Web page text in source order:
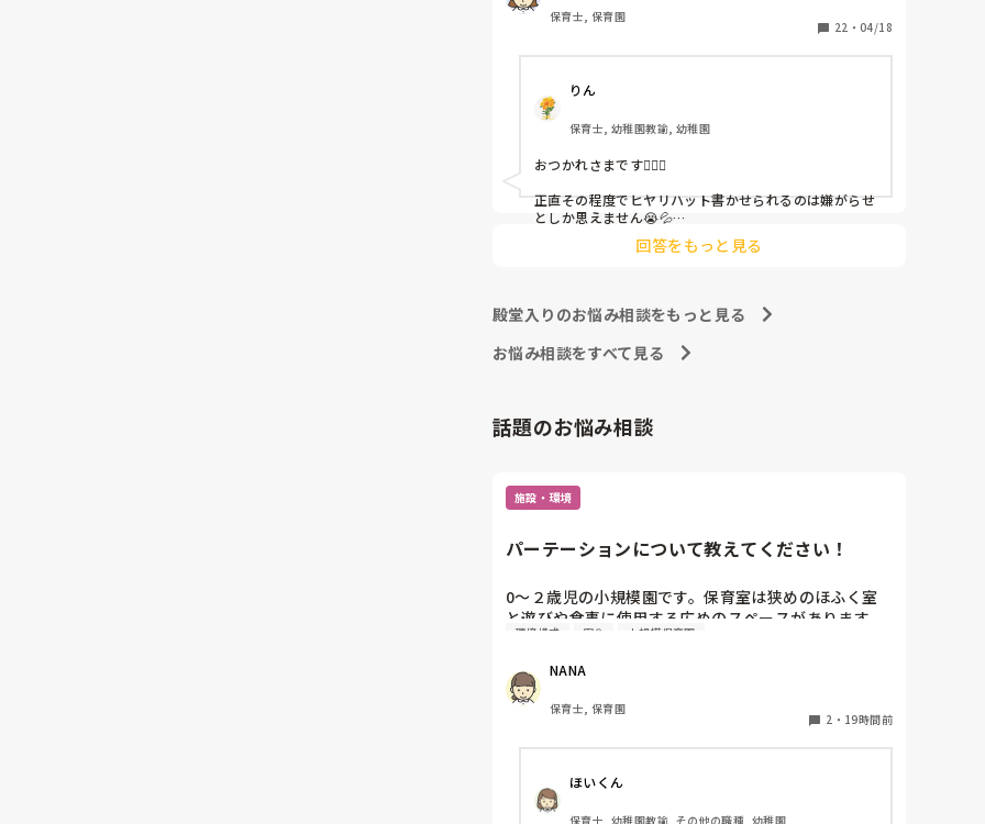
しかも、上司に↑この内容でも
「どうしたらなくせるか」
呼ばれて一緒に対策を考えさせられること多数
これだけで30〜40分拘束されて辛いです
皆さんの園はどうですか?
保育士, 保育園
22 ・ 04/18
りん
保育士, 幼稚園教諭, 幼稚園
おつかれさまです🙇🏻‍♀️
正直その程度でヒヤリハット書かせられるのは嫌がらせ
としか思えません😭💦
他の先生方も同様のことをされているのでしょうか？
回答をもっと見る
殿堂入りのお悩み相談をもっと見る
お悩み相談をすべて見る
話題のお悩み相談
施設・環境
パーテーションについて教えてください！
0〜２歳児の小規模園です。保育室は狭めのほふく室
と遊びや食事に使用する広めのスペースがあります。
広すぎると走り回ったりして落ち着かないので、活動
テーションがウレタンのような素材で軽いので、ちょ
っと体が当たると倒れたり、つかまり立ちが不安定な
子にとっては共倒れになったりで危険です。かと言っ
て固定してしまうと活動によって柔軟に移動すること
しっかりした重いものを置いていましたが、移動が大
変で使い勝手が悪く、子どもがぶつかって倒れた時に
環境構成 安全 小規模保育園
NANA
保育士, 保育園
2 ・ 19時間前
ほいくん
保育士, 幼稚園教諭, その他の職種, 幼稚園